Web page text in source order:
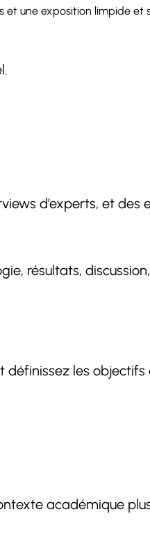
une exposition limpide et
d’experts, et des
résultats,
définissez les
académique